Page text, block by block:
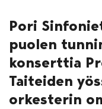
Pori
puolen
konserttia
Taiteiden
orkesterin